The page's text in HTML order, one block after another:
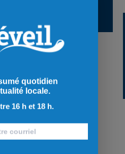
quotidien
locale.
16 h et 18 h.